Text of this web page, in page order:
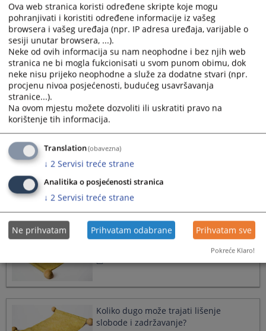
lažna prijava o izvršenom krivičnom
djelu?
23.02.2026.
Postoji li i koja je razlika između
„osumnjičenog“ i „optuženog“?
23.02.2026.
Koja su moja prava kao oštećenog?
23.02.2026.
Šta se treba uraditi ako imam saznanja
Koliko dugo može trajati lišenje
slobode i zadržavanje?
Ova web stranica koristi određene skripte koje mogu
pohranjivati i koristiti određene informacije iz vašeg
browsera i vašeg uređaja (npr. IP adresa uređaja, varijable o
sesiji unutar browsera, ...).
Neke od ovih informacija su nam neophodne i bez njih web
stranica ne bi mogla fukcionisati u svom punom obimu, dok
neke nisu prijeko neophodne a služe za dodatne stvari (npr.
procjenu nivoa posjećenosti, budućeg usavršavanja
stranice...).
Na ovom mjestu možete dozvoliti ili uskratiti pravo na
korištenje tih informacija.
Translation(obavezna)
↓ 2 Servisi treće strane
Analitika o posjećenosti stranica
↓ 2 Servisi treće strane
Ne prihvatam Prihvatam odabrane Prihvatam sve
Pokreće Klaro!